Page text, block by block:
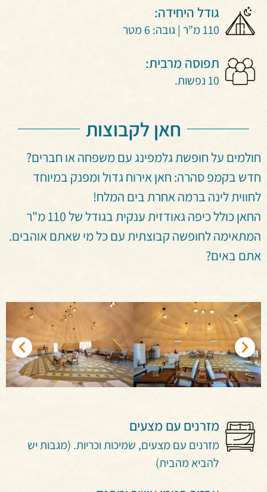
גודל היחידה:
110 מ"ר | גובה: 6 מטר
תפוסה מרבית:
10 נפשות.
חאן לקבוצות
חולמים על חופשת גלמפינג עם משפחה או חברים?
חדש בקמפ סהרה: חאן אירוח גדול ומפנק במיוחד
לחווית לינה ברמה אחרת בים המלח!
החאן כולל כיפה גאודזית ענקית בגודל של 110 מ"ר
המתאימה לחופשה קבוצתית עם כל מי שאתם אוהבים.
אתם באים?
מזרנים עם מצעים
מזרנים עם מצעים, שמיכות וכריות. (מגבות יש
להביא מהבית)